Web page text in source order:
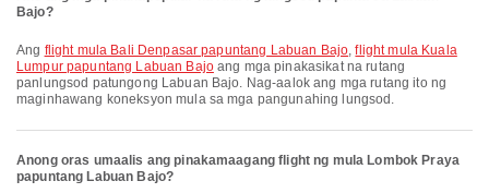
Bajo?
Ang flight mula Bali Denpasar papuntang Labuan Bajo,flight mula Kuala
Lumpur papuntang Labuan Bajoang mga pinakasikat na rutang
panlungsod patungong Labuan Bajo. Nag-aalok ang mga rutang ito ng
maginhawang koneksyon mula sa mga pangunahing lungsod.
Anong oras umaalis ang pinakamaagang flight ng mula Lombok Praya
papuntang Labuan Bajo?